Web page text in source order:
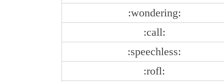
:wondering:
:call:
:speechless:
:rofl: